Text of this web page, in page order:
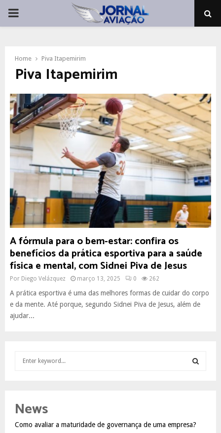
PRIMARY
Home Piva Itapemirim
Piva Itapemirim
A fórmula para o bem-estar: confira os
benefícios da prática esportiva para a saúde
física e mental, com Sidnei Piva de Jesus
Por Diego Velázquez março 13, 2025 0 262
A prática esportiva é uma das melhores formas de cuidar do corpo
e da mente. Até porque, segundo Sidnei Piva de Jesus, além de
ajudar...
h
o
News
Como avaliar a maturidade de governança de uma empresa?